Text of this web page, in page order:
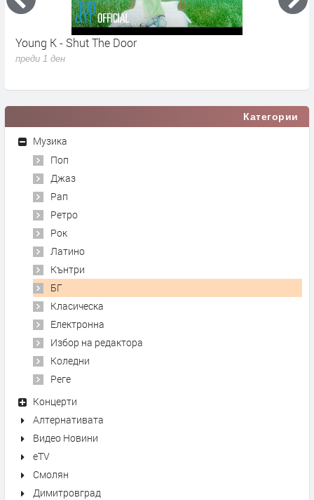
Young K - Shut The Door
преди 1 ден
Категории
Музика
Поп
Джаз
Рап
Ретро
Рок
Латино
Кънтри
БГ
Класическа
Електронна
Избор на редактора
Коледни
Реге
Концерти
Алтернативата
Видео Новини
eTV
Смолян
Димитровград